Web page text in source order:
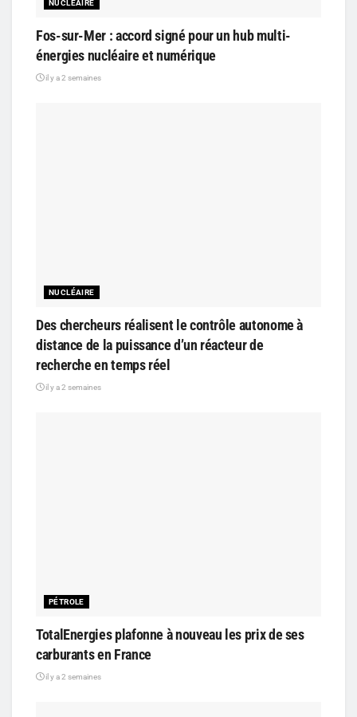
NUCLÉAIRE
Fos-sur-Mer : accord signé pour un hub multi-
énergies nucléaire et numérique
il y a 2 semaines
NUCLÉAIRE
Des chercheurs réalisent le contrôle autonome à
distance de la puissance d’un réacteur de
recherche en temps réel
il y a 2 semaines
PÉTROLE
TotalEnergies plafonne à nouveau les prix de ses
carburants en France
il y a 2 semaines